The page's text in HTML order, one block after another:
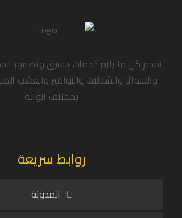
نقدم كل ما يلزم خدمات تنسيق وتصميم
والسواتر والشلالات والنوافير والعشب
بمختلف الوانة
روابط سريعة
المدونة